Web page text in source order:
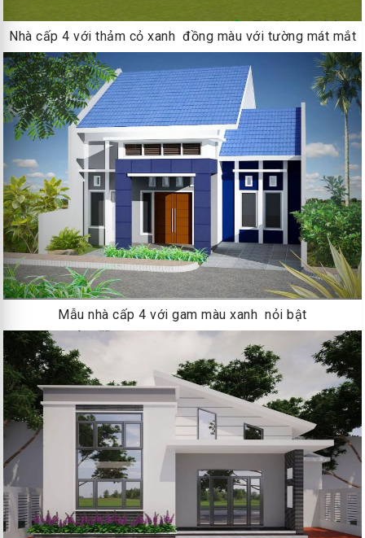
Nhà cấp 4 với thảm cỏ xanh đồng màu với tường mát mắt
Mẫu nhà cấp 4 với gam màu xanh nỏi bật